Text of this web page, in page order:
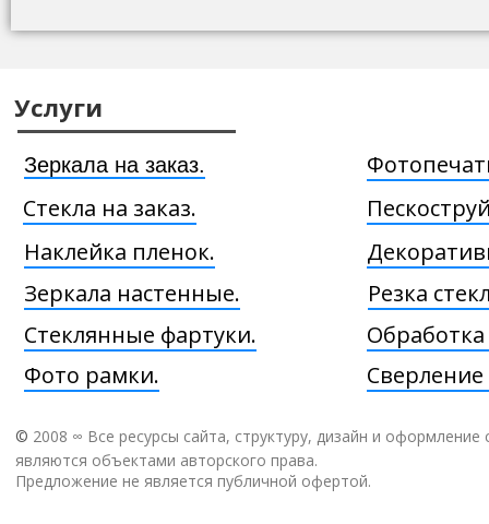
Фото рамки.
Услуги
Сверление
Резка
Предложение не является публичной офертой.
Наклейка пленок.
Стеклянные фартуки.
© 2008 ∞ Все ресурсы сайта, структуру, дизайн и оформление
являются объектами авторского права.
Стекла на заказ.
Зеркала на заказ.
Зеркала настенные.